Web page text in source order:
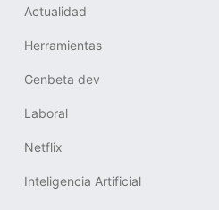
Actualidad
Herramientas
Genbeta dev
Laboral
Netflix
Inteligencia Artificial